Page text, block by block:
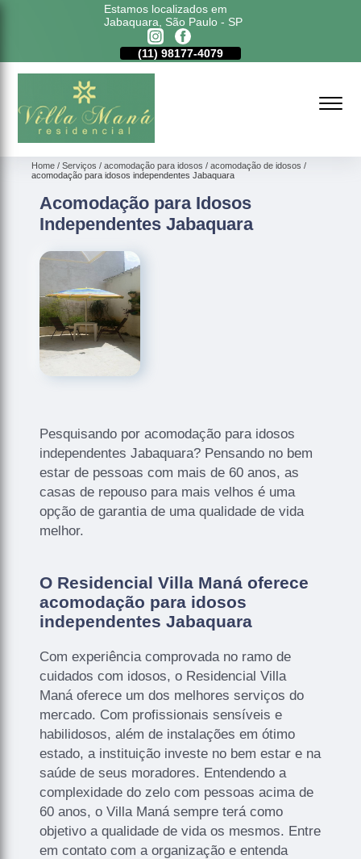
Estamos localizados em
Jabaquara, São Paulo - SP
(11) 98177-4079
Home Serviços acomodação para idosos
acomodação de idosos
acomodação para idosos independentes Jabaquara
Acomodação para Idosos
Independentes Jabaquara
Pesquisando por acomodação para idosos
independentes Jabaquara? Pensando no bem
estar de pessoas com mais de 60 anos, as
casas de repouso para mais velhos é uma
opção de garantia de uma qualidade de vida
melhor.
O Residencial Villa Maná oferece
acomodação para idosos
independentes Jabaquara
Com experiência comprovada no ramo de
cuidados com idosos, o Residencial Villa
Maná oferece um dos melhores serviços do
mercado. Com profissionais sensíveis e
habilidosos, além de instalações em ótimo
estado, a instituição investe no bem estar e na
saúde de seus moradores. Entendendo a
complexidade do zelo com pessoas acima de
60 anos, o Villa Maná sempre terá como
objetivo a qualidade de vida os mesmos. Entre
em contato com a organização e entenda